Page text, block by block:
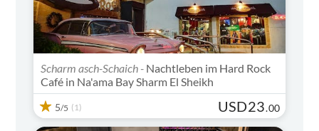
Scharm asch-Schaich - Nachtleben im Hard Rock
Café in Na'ama Bay Sharm El Sheikh
5/5 (1) USD23.00